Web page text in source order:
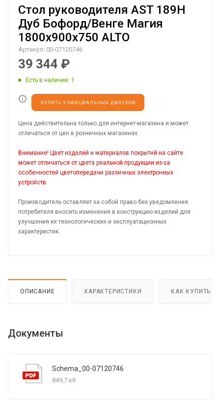
Стол руководителя AST 189H
Дуб Бофорд/Венге Магия
1800х900х750 ALTO
Артикул: 00-07120746
39 344 ₽
Есть в наличии: 1
КУПИТЬ У ОФИЦИАЛЬНЫХ ДИЛЕРОВ
Цена действительна только для интернет-магазина и может
отличаться от цен в розничных магазинах.
Внимание! Цвет изделий и материалов покрытий на сайте
может отличаться от цвета реальной продукции из-за
особенностей цветопередачи различных электронных
устройств.
Производитель оставляет за собой право без уведомления
потребителя вносить изменения в конструкцию изделий для
улучшения их технологических и эксплуатационных
характеристик.
ОПИСАНИЕ ХАРАКТЕРИСТИКИ КАК КУПИТЬ
Документы
Schema_00-07120746
849,7 кб